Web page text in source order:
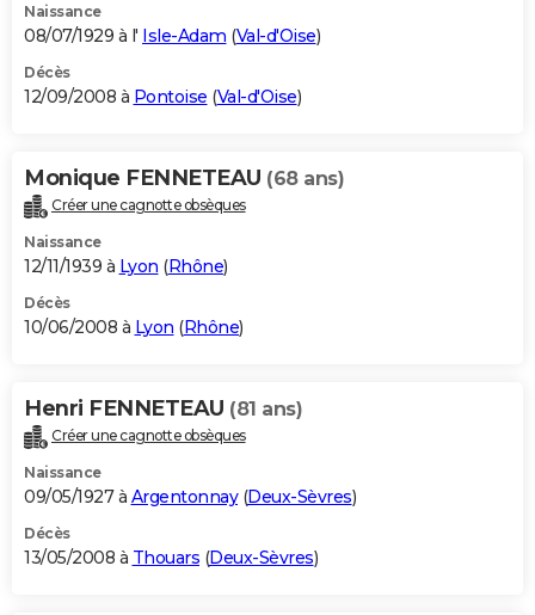
Naissance
08/07/1929 à l' Isle-Adam (Val-d'Oise)
Décès
12/09/2008 à Pontoise (Val-d'Oise)
Monique FENNETEAU (68 ans)
Créer une cagnotte obsèques
Naissance
12/11/1939 à Lyon (Rhône)
Décès
10/06/2008 à Lyon (Rhône)
Henri FENNETEAU (81 ans)
Créer une cagnotte obsèques
Naissance
09/05/1927 à Argentonnay(Deux-Sèvres)
Décès
13/05/2008 à Thouars (Deux-Sèvres)